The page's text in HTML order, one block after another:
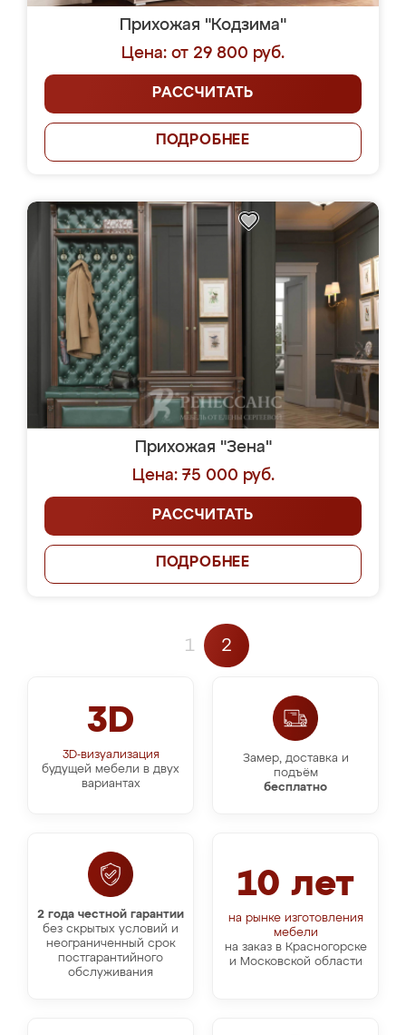
Прихожая "Кодзима"
Цена: от 29 800 руб.
РАССЧИТАТЬ
ПОДРОБНЕЕ
Прихожая "Зена"
Цена: 75 000 руб.
РАССЧИТАТЬ
ПОДРОБНЕЕ
1 2
3D
3D-визуализация
будущей мебели в двух
вариантах
Замер, доставка и
подъём
бесплатно
10 лет
на рынке изготовления
мебели
на заказ в Красногорске
и Московской области
2 года честной гарантии
без скрытых условий и
неограниченный срок
постгарантийного
обслуживания